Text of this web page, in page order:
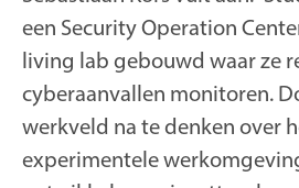
een Security Operation
living lab gebouwd waar ze
cyberaanvallen monitoren.
werkveld na te denken over
experimentele